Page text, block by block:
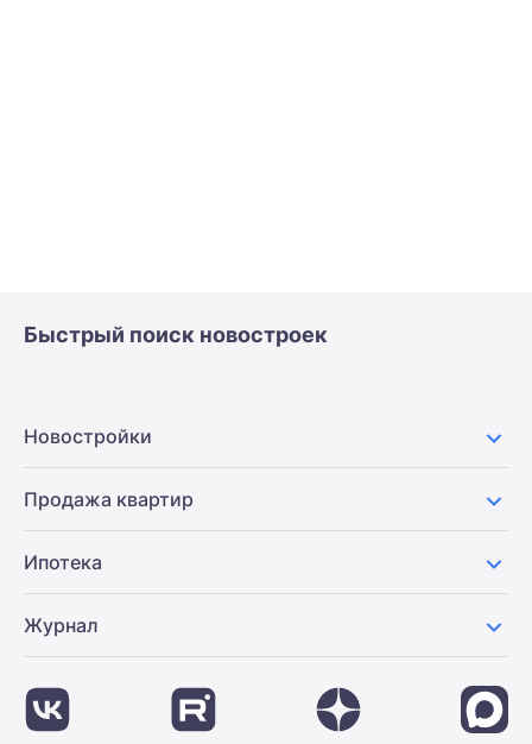
Быстрый поиск новостроек
Новостройки
Продажа квартир
Ипотека
Журнал